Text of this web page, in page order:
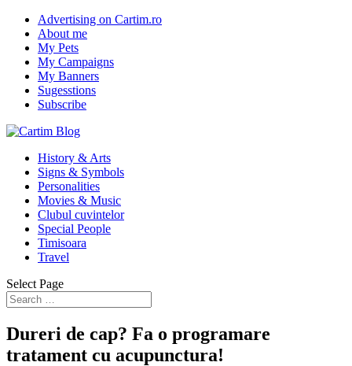
Advertising on Cartim.ro
About me
My Pets
My Campaigns
My Banners
Sugesstions
Subscribe
History & Arts
Signs & Symbols
Personalities
Movies & Music
Clubul cuvintelor
Special People
Timisoara
Travel
Select Page
Dureri de cap? Fa o programare
tratament cu acupunctura!